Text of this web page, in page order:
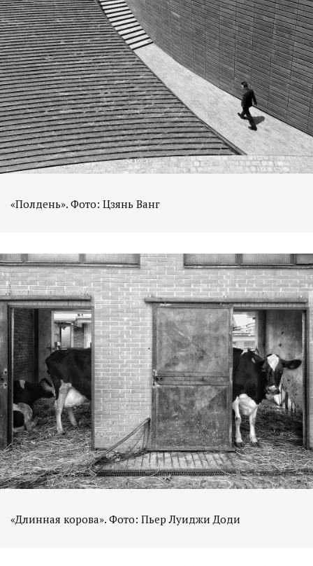
«Полдень». Фото: Цзянь Ванг
«Длинная корова». Фото: Пьер Луиджи Доди